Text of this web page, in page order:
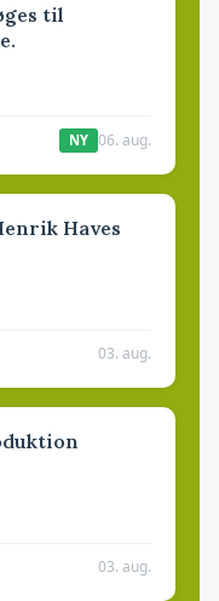
til
NY 06. aug.
Haves
03. aug.
03. aug.